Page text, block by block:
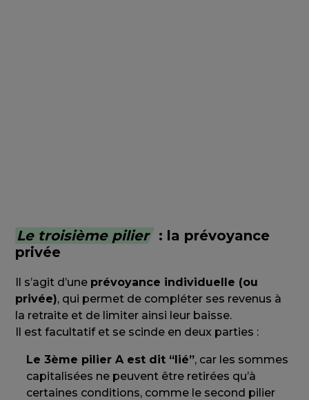
Le troisième pilier
: la prévoyance
privée
Il s’agit d’une prévoyance individuelle (ou
privée), qui permet de compléter ses revenus à
la retraite et de limiter ainsi leur baisse.
Il est facultatif et se scinde en deux parties :
Le 3ème pilier A est dit “lié”, car les sommes
capitalisées ne peuvent être retirées qu’à
certaines conditions, comme le second pilier